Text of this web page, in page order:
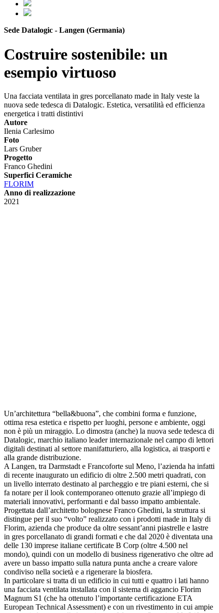
Sede Datalogic - Langen (Germania)
Costruire sostenibile: un
esempio virtuoso
Una facciata ventilata in gres porcellanato made in Italy veste la
nuova sede tedesca di Datalogic. Estetica, versatilità ed efficienza
energetica i tratti distintivi
Autore
Ilenia Carlesimo
Foto
Lars Gruber
Progetto
Franco Ghedini
Superfici Ceramiche
FLORIM
Anno di realizzazione
2021
Un’architettura “bella&buona”, che combini forma e funzione,
ottima resa estetica e rispetto per luoghi, persone e ambiente, oggi
non è più un miraggio. Lo dimostra (anche) la nuova sede tedesca di
Datalogic, marchio italiano leader internazionale nel campo di lettori
digitali destinati al settore manifatturiero, alla logistica, ai trasporti e
alla grande distribuzione.
A Langen, tra Darmstadt e Francoforte sul Meno, l’azienda ha infatti
di recente inaugurato un edificio di oltre 2.500 metri quadrati, con
un livello interrato destinato al parcheggio e tre piani esterni, che si
fa notare per il look contemporaneo ottenuto grazie all’impiego di
materiali innovativi, performanti e dal basso impatto ambientale.
Progettata dall’architetto bolognese Franco Ghedini, la struttura si
distingue per il suo “volto” realizzato con i prodotti made in Italy di
Florim, azienda che produce da oltre sessant’anni piastrelle e lastre
in gres porcellanato di grandi formati e che dal 2020 è diventata una
delle 130 imprese italiane certificate B Corp (oltre 4.500 nel
mondo), quindi con un modello di business rigenerativo che oltre ad
avere un basso impatto sulla natura punta anche a creare valore
condiviso nella società e a rigenerare la biosfera.
In particolare si tratta di un edificio in cui tutti e quattro i lati hanno
una facciata ventilata installata con il sistema di aggancio Florim
Magnum S1 (che ha ottenuto l’importante certificazione ETA
European Technical Assessment) e con un rivestimento in cui ampie